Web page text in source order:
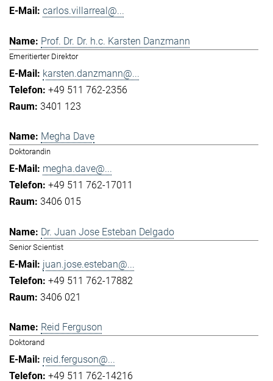
carlos.villarreal@...
Prof. Dr. Dr. h.c. Karsten Danzmann
Emeritierter Direktor
karsten.danzmann@...
+49 511 762-2356
3401 123
Megha Dave
Doktorandin
megha.dave@...
+49 511 762-17011
3406 015
Dr. Juan Jose Esteban Delgado
Senior Scientist
juan.jose.esteban@...
+49 511 762-17882
3406 021
Reid Ferguson
Doktorand
reid.ferguson@...
+49 511 762-14216